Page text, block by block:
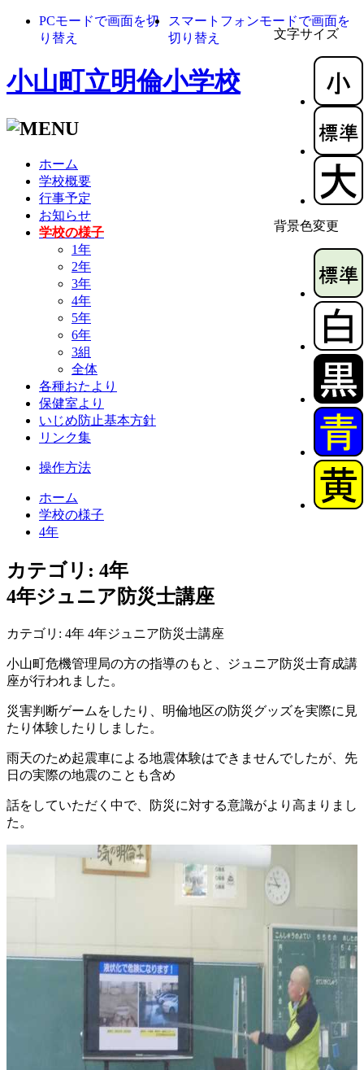
文字サイズ
背景色変更
PCモードで画面を切
り替え
スマートフォンモードで画面を
切り替え
小山町立明倫小学校
ホーム
学校概要
行事予定
お知らせ
学校の様子
1年
2年
3年
4年
5年
6年
3組
全体
各種おたより
保健室より
いじめ防止基本方針
リンク集
操作方法
ホーム
学校の様子
4年
カテゴリ: 4年
4年ジュニア防災士講座
カテゴリ: 4年 4年ジュニア防災士講座
小山町危機管理局の方の指導のもと、ジュニア防災士育成講
座が行われました。
災害判断ゲームをしたり、明倫地区の防災グッズを実際に見
たり体験したりしました。
雨天のため起震車による地震体験はできませんでしたが、先
日の実際の地震のことも含め
話をしていただく中で、防災に対する意識がより高まりまし
た。